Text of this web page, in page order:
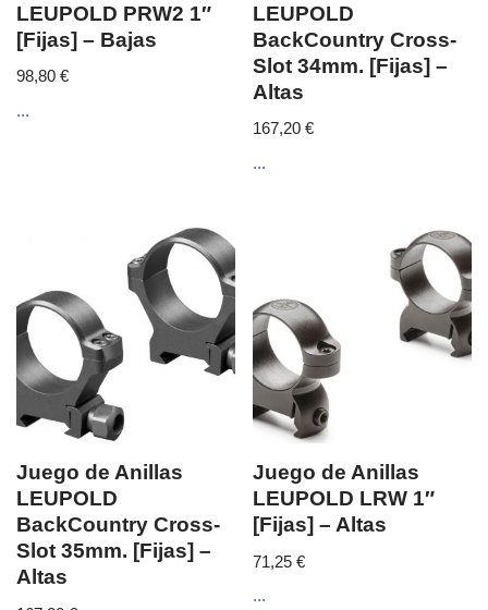
LEUPOLD PRW2 1″
[Fijas] – Bajas
98,80 €
...
LEUPOLD
BackCountry Cross-
Slot 34mm. [Fijas] –
Altas
167,20€
...
Juego de Anillas
LEUPOLD
BackCountry Cross-
Slot 35mm. [Fijas] –
Altas
Juego de Anillas
LEUPOLD LRW 1″
[Fijas] – Altas
71,25€
...